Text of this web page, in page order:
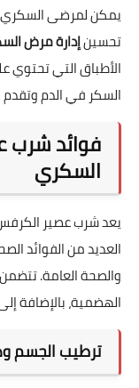
يمكن لمرضى
تحسينإدارة مرض
الأطباق التي
السكر في الدم وتقدم
فوائد
السكري
يعد شرب عصير
العديد من الفوائد
والصحة العامة.
الهضمية، بالإضافة
ترطيب الجسم